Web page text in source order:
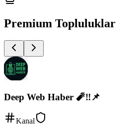
Premium Topluluklar
Deep Web Haber 🧨‼️📌
Kanal